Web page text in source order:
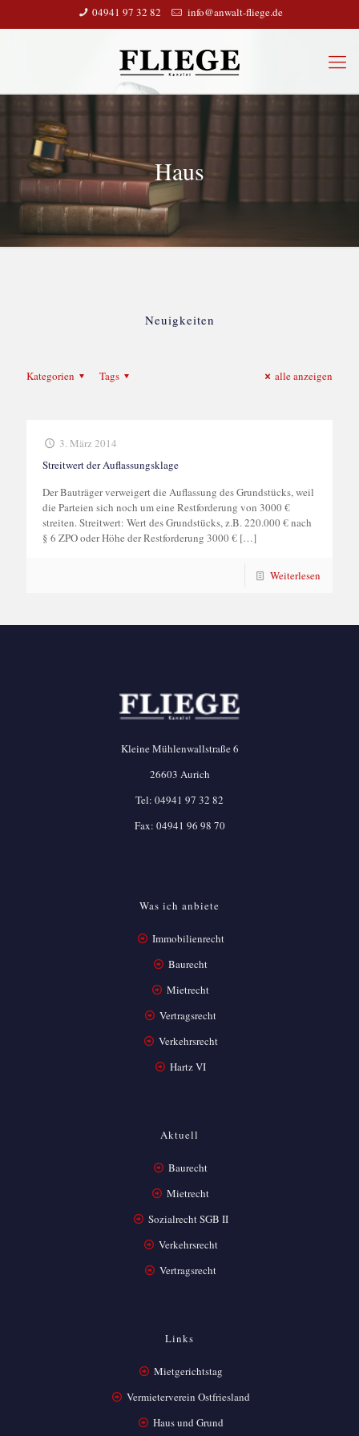
04941 97 32 82 info@anwalt-fliege.de
Haus
Neuigkeiten
Kategorien Tags alle anzeigen
3. März 2014
Streitwert der Auflassungsklage
Der Bauträger verweigert die Auflassung des Grundstücks, weil
die Parteien sich noch um eine Restforderung von 3000 €
streiten. Streitwert: Wert des Grundstücks, z.B. 220.000 € nach
§ 6 ZPO oder Höhe der Restforderung 3000 € […]
Weiterlesen
Kleine Mühlenwallstraße 6
26603 Aurich
Tel: 04941 97 32 82
Fax: 04941 96 98 70
Was ich anbiete
Immobilienrecht
Baurecht
Mietrecht
Vertragsrecht
Verkehrsrecht
Hartz VI
Aktuell
Baurecht
Mietrecht
Sozialrecht SGB II
Verkehrsrecht
Vertragsrecht
Links
Mietgerichtstag
Vermieterverein Ostfriesland
Haus und Grund